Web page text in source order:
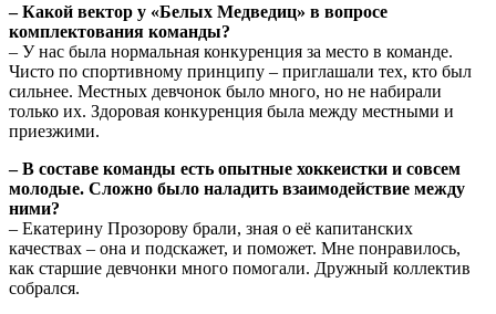
– Какой вектор у «Белых Медведиц» в вопросе
комплектования команды?
– У нас была нормальная конкуренция за место в команде.
Чисто по спортивному принципу – приглашали тех, кто был
сильнее. Местных девчонок было много, но не набирали
только их. Здоровая конкуренция была между местными и
приезжими.
– В составе команды есть опытные хоккеистки и совсем
молодые. Сложно было наладить взаимодействие между
ними?
– Екатерину Прозорову брали, зная о её капитанских
качествах – она и подскажет, и поможет. Мне понравилось,
как старшие девчонки много помогали. Дружный коллектив
собрался.